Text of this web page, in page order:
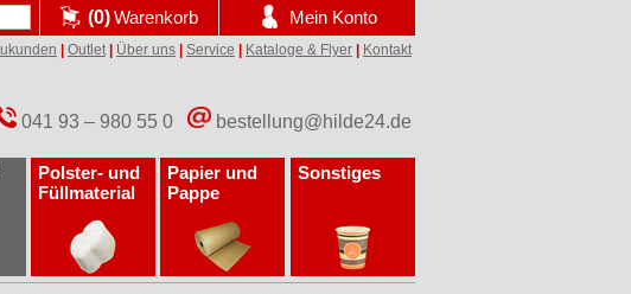
Outlet Über uns Service Kataloge & Flyer Kontakt
041 93 – 980 55 0 bestellung@hilde24.de
(0)Warenkorb Mein Konto
Polster- und
Füllmaterial
Papier und
Pappe
Sonstiges